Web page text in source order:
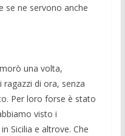
se ne servono anche
una volta,
di ora, senza
Per loro forse è stato
visto i
Sicilia e altrove. Che